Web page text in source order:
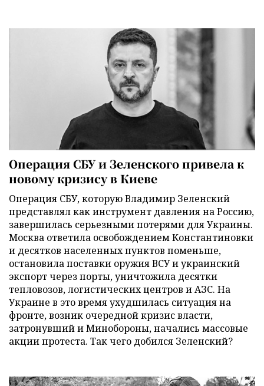
Операция СБУ и Зеленского привела к
новому кризису в Киеве
Операция СБУ, которую Владимир Зеленский
представлял как инструмент давления на Россию,
завершилась серьезными потерями для Украины.
Москва ответила освобождением Константиновки
и десятков населенных пунктов поменьше,
остановила поставки оружия ВСУ и украинский
экспорт через порты, уничтожила десятки
тепловозов, логистических центров и АЗС. На
Украине в это время ухудшилась ситуация на
фронте, возник очередной кризис власти,
затронувший и Минобороны, начались массовые
акции протеста. Так чего добился Зеленский?